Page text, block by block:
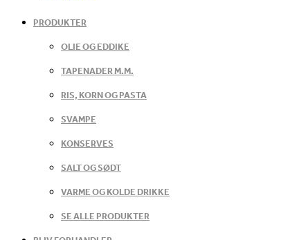
PRODUKTER
OLIE OG EDDIKE
TAPENADER M.M.
RIS, KORN OG PASTA
SVAMPE
KONSERVES
SALT OG SØDT
VARME OG KOLDE DRIKKE
SE ALLE PRODUKTER